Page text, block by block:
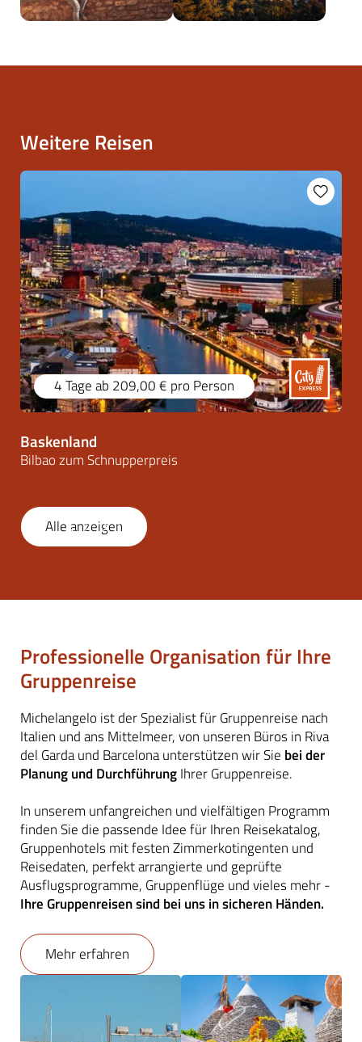
Weitere Reisen
4 Tageab 209,00 € pro Person
Baskenland
Bilbao zum Schnupperpreis
1 16
Alle anzeigen
Professionelle Organisation für Ihre
Gruppenreise
Michelangelo ist der Spezialist für Gruppenreise nach
Italien und ans Mittelmeer, von unseren Büros in Riva
del Garda und Barcelona unterstützen wir Sie bei der
Planung und DurchführungIhrer Gruppenreise.
In unserem unfangreichen und vielfältigen Programm
finden Sie die passende Idee für Ihren Reisekatalog,
Gruppenhotels mit festen Zimmerkotingenten und
Reisedaten, perfekt arrangierte und geprüfte
Ausflugsprogramme, Gruppenflüge und vieles mehr -
Ihre Gruppenreisen sind bei uns in sicheren Händen.
Mehr erfahren